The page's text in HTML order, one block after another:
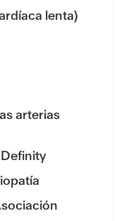
lenta)
arterias